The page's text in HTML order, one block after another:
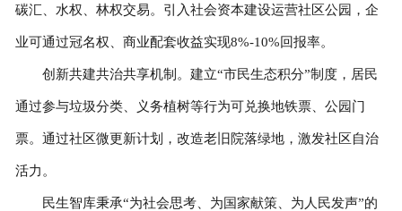
碳汇、水权、林权交易。引入社会资本建设运营社区公园，企
业可通过冠名权、商业配套收益实现8%-10%回报率。
创新共建共治共享机制。建立“市民生态积分”制度，居民
通过参与垃圾分类、义务植树等行为可兑换地铁票、公园门
票。通过社区微更新计划，改造老旧院落绿地，激发社区自治
活力。
民生智库秉承“为社会思考、为国家献策、为人民发声”的